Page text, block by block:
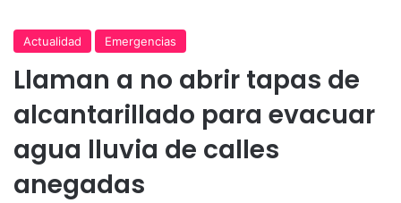
Actualidad Emergencias
Llaman a no abrir tapas de
alcantarillado para evacuar
agua lluvia de calles
anegadas